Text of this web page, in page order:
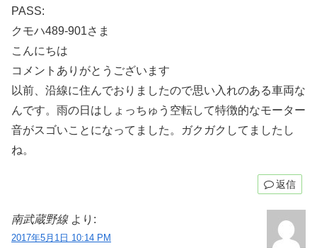
PASS:
クモハ489-901さま
こんにちは
コメントありがとうございます
以前、沿線に住んでおりましたので思い入れのある車両な
んです。雨の日はしょっちゅう空転して特徴的なモーター
音がスゴいことになってました。ガクガクしてましたし
ね。
返信
南武蔵野線 より:
2017年5月1日 10:14 PM